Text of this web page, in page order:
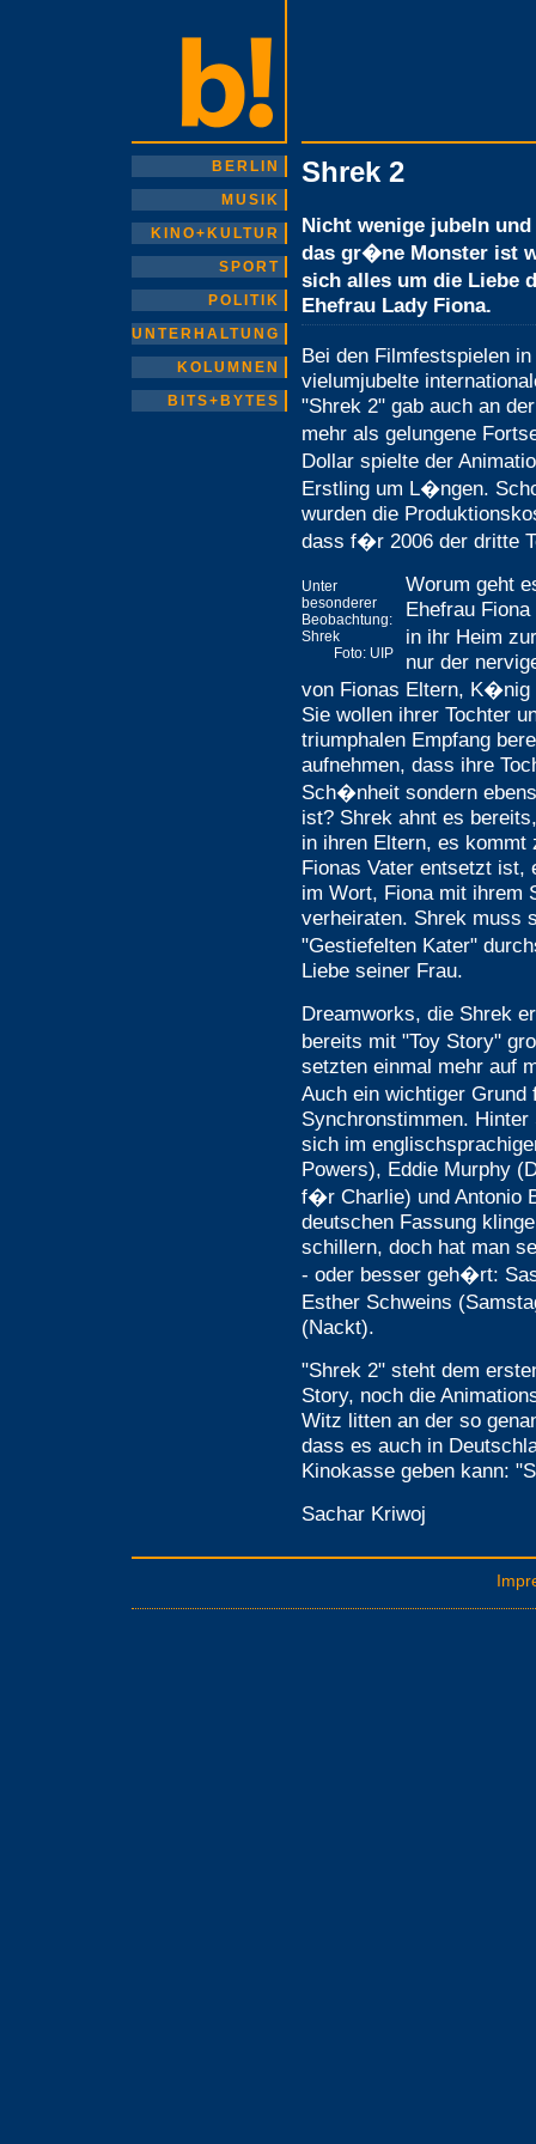
BERLIN
MUSIK
KINO+KULTUR
SPORT
POLITIK
UNTERHALTUNG
KOLUMNEN
BITS+BYTES
Shrek 2
Nicht wenige jubeln
das gr�ne Monster ist
sich alles um die Liebe
Ehefrau Lady Fiona.
Bei den Filmfestspielen
vielumjubelte
"Shrek 2" gab auch an
mehr als gelungene
Dollar spielte der
Erstling um L�ngen.
wurden die
dass f�r 2006 der dritte
Unter
besonderer
Beobachtung:
Shrek
Foto: UIP
Worum geht
Ehefrau
in ihr Heim
nur der
von Fionas Eltern,
Sie wollen ihrer Tochter
triumphalen Empfang
aufnehmen, dass ihre
Sch�nheit sondern
ist? Shrek ahnt es
in ihren Eltern, es
Fionas Vater entsetzt ist,
im Wort, Fiona mit ihrem
verheiraten. Shrek muss
"Gestiefelten Kater"
Liebe seiner Frau.
Dreamworks, die Shrek
bereits mit "Toy Story"
setzten einmal mehr auf
Auch ein wichtiger
Synchronstimmen.
sich im
Powers), Eddie Murphy
f�r Charlie) und Antonio
deutschen Fassung
schillern, doch hat man
- oder besser geh�rt:
Esther Schweins
(Nackt).
"Shrek 2" steht dem
Story, noch die
Witz litten an der so
dass es auch in
Kinokasse geben kann:
Sachar Kriwoj